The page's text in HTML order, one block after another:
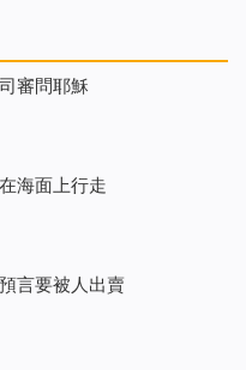
審問耶穌
海面上行走
言要被人出賣